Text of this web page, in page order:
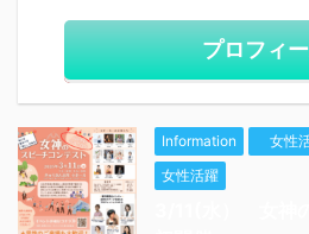
プロフィ
Information 女性
女性活躍